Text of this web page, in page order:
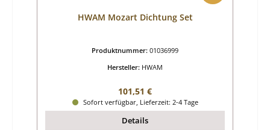
HWAM Mozart Dichtung Set
Produktnummer: 01036999
Hersteller: HWAM
Regulärer Preis:
101,51 €
Sofort verfügbar, Lieferzeit: 2-4 Tage
Details